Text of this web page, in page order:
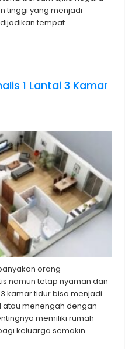
tinggi yang menjadi
tempat …
1 Lantai 3 Kamar
orang
namun tetap nyaman dan
kamar tidur bisa menjadi
atau menengah dengan
memiliki rumah
keluarga semakin